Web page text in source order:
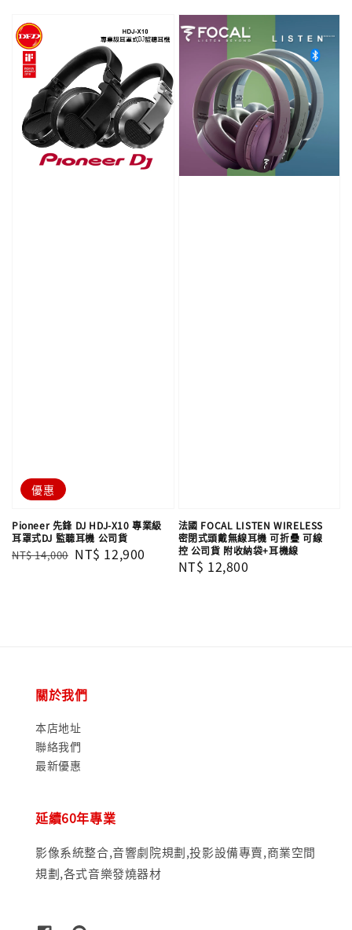
優惠
Pioneer 先鋒 DJ HDJ-X10 專業級
耳罩式DJ 監聽耳機 公司貨
Regular
NT$ 14,000 Sale
NT$ 12,900
法國 FOCAL LISTEN WIRELESS
密閉式頭戴無線耳機 可折疊 可線
控 公司貨 附收納袋+耳機線
Regular
NT$ 12,800
關於我們
本店地址
聯絡我們
最新優惠
延續60年專業
影像系統整合,音響劇院規劃,投影設備專賣,商業空間
規劃,各式音樂發燒器材